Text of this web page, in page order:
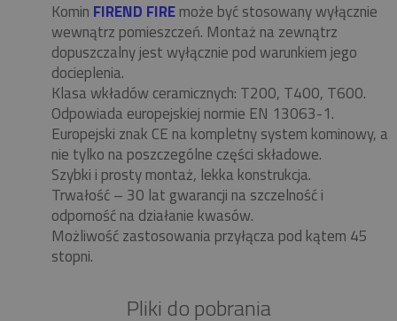
Komin FIREND FIREmoże być stosowany wyłącznie
wewnątrz pomieszczeń. Montaż na zewnątrz
dopuszczalny jest wyłącznie pod warunkiem jego
docieplenia.
Klasa wkładów ceramicznych: T200, T400, T600.
Odpowiada europejskiej normie EN 13063-1.
Europejski znak CE na kompletny system kominowy, a
nie tylko na poszczególne części składowe.
Szybki i prosty montaż, lekka konstrukcja.
Trwałość – 30 lat gwarancji na szczelność i
odporność na działanie kwasów.
Możliwość zastosowania przyłącza pod kątem 45
stopni.
Pliki do pobrania